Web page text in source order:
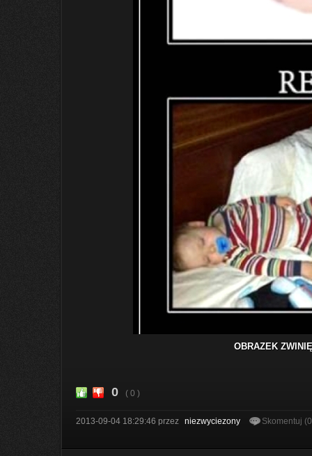
OBRAZEK
0 ( 0 )
2013-09-04 18:29:46 przez niezwyciezony Skomentuj